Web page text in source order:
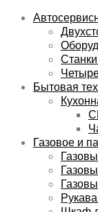
Бытовая
Газовое и